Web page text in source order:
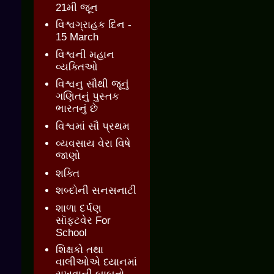
21મી જૂન
વિશ્વગ્રાહક દિન -
15 March
વિશ્વની મહાન
વ્યક્તિઓ
વિશ્વનુ સૌથી જૂનું
ગણિતનું પુસ્તક
ભારતનું છે
વિશ્વમાં સૌ પ્રથમ
વ્યવસાય વેરા વિષે
જાણો
શક્તિ
શબ્દોની સનસનાટી
શાળા દર્પણ
સૉફ્ટવેર For
School
શિક્ષકો તથા
વાલીઓએ ધ્યાનમાં